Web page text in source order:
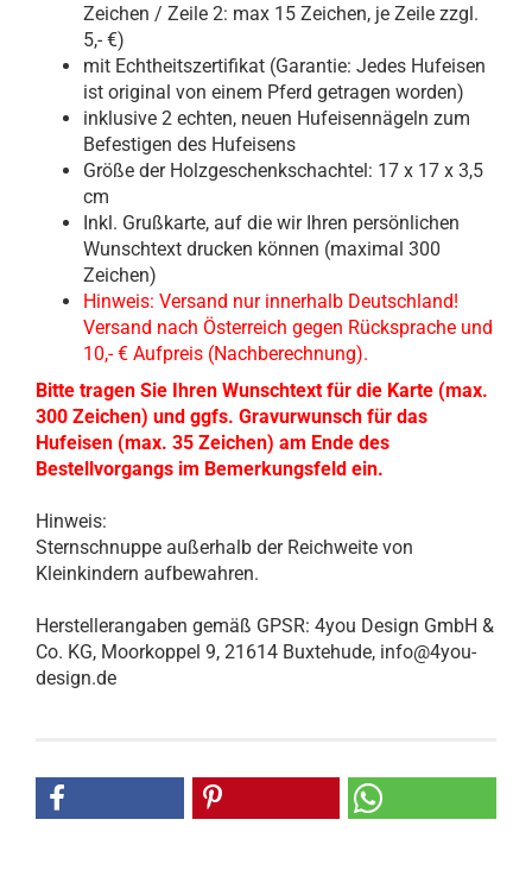
Zeichen / Zeile 2: max 15 Zeichen, je Zeile zzgl.
5,- €)
mit Echtheitszertifikat (Garantie: Jedes Hufeisen
ist original von einem Pferd getragen worden)
inklusive 2 echten, neuen Hufeisennägeln zum
Befestigen des Hufeisens
Größe der Holzgeschenkschachtel: 17 x 17 x 3,5
cm
Inkl. Grußkarte, auf die wir Ihren persönlichen
Wunschtext drucken können (maximal 300
Zeichen)
Hinweis: Versand nur innerhalb Deutschland!
Versand nach Österreich gegen Rücksprache und
10,- € Aufpreis (Nachberechnung).
Bitte tragen Sie Ihren Wunschtext für die Karte (max.
300 Zeichen) und ggfs. Gravurwunsch für das
Hufeisen (max. 35 Zeichen) am Ende des
Bestellvorgangs im Bemerkungsfeld ein.
Hinweis:
Sternschnuppe außerhalb der Reichweite von
Kleinkindern aufbewahren.
Herstellerangaben gemäß GPSR: 4you Design GmbH &
Co. KG, Moorkoppel 9, 21614 Buxtehude, info@4you-
design.de